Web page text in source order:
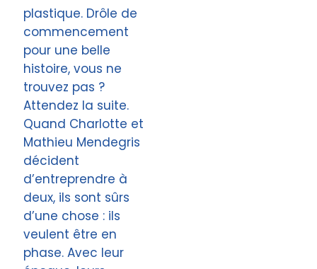
plastique. Drôle de
commencement
pour une belle
histoire, vous ne
trouvez pas ?
Attendez la suite.
Quand Charlotte et
Mathieu Mendegris
décident
d’entreprendre à
deux, ils sont sûrs
d’une chose : ils
veulent être en
phase. Avec leur